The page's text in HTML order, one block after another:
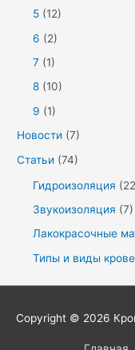
5 (12)
6 (2)
7 (1)
8 (10)
9 (1)
Новости (7)
Статьи (74)
Гидроизоляция
Звукоизоляция (7)
Лакокрасочные
Типы и виды
Copyright © 2026